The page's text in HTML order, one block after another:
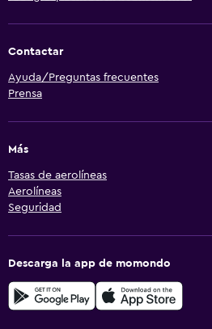
Contactar
Ayuda/Preguntas frecuentes
Prensa
Más
Tasas de aerolíneas
Aerolíneas
Seguridad
Descarga la app de momondo